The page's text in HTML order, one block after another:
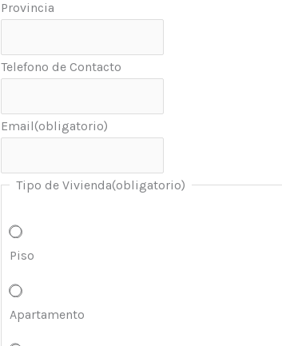
Provincia
Telefono de Contacto
Email(obligatorio)
Tipo de Vivienda(obligatorio)
Piso
Apartamento